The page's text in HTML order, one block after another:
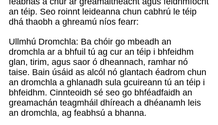
an téip. Seo roinnt leideanna chun cabhrú le téip
dhá thaobh a ghreamú níos fearr:
Ullmhú Dromchla: Ba chóir go mbeadh an
dromchla ar a bhfuil tú ag cur an téip i bhfeidhm
glan, tirim, agus saor ó dheannach, ramhar nó
taise. Bain úsáid as alcól nó glantach éadrom chun
an dromchla a ghlanadh sula gcuireann tú an téip i
bhfeidhm. Cinnteoidh sé seo go bhféadfaidh an
greamachán teagmháil dhíreach a dhéanamh leis
an dromchla, ag feabhsú a bhanna.